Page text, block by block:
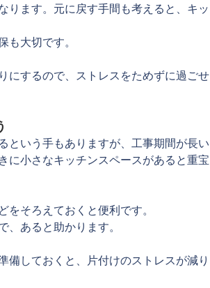
ります。元に戻す手間も考えると、キッ
大切です。
にするので、ストレスをためずに過ごせ
という手もありますが、工事期間が長い
に小さなキッチンスペースがあると重宝
そろえておくと便利です。
あると助かります。
備しておくと、片付けのストレスが減り